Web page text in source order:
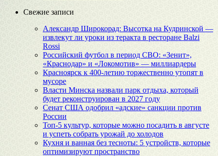
Свежие записи
Александр Широкорад: Высотка на Кудринской —
извлекут ли уроки из теракта в ресторане Balzi
Rossi
Российский футбол в период СВО: «Зенит»,
«Краснодар» и «Локомотив» — миллиардеры
Красноярск к 400-летию торжественно утопят в
мусоре
Власти Минска назвали парк отдыха, который
будет реконструирован в 2027 году
Сенат США одобрил «адские» санкции против
России
Топ-5 культур, которые можно посадить в августе
и успеть собрать урожай до холодов
Кухня и ванная без тесноты: 5 устройств, которые
оптимизируют пространство